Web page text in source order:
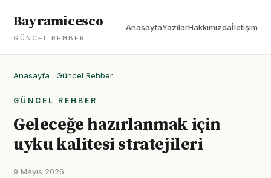
Bayramicesco
GÜNCEL REHBER
AnasayfaYazılarHakkımızdaİletişim
Anasayfa · Güncel Rehber
GÜNCEL REHBER
Geleceğe hazırlanmak için
uyku kalitesi stratejileri
9 Mayıs 2026